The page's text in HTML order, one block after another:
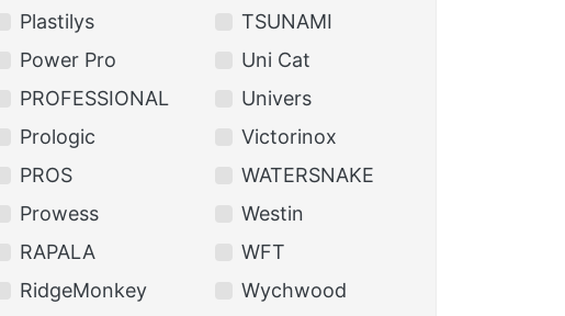
Plastilys
Power Pro
PROFESSIONAL
Prologic
PROS
Prowess
RAPALA
RidgeMonkey
TSUNAMI
Uni Cat
Univers
Victorinox
WATERSNAKE
Westin
WFT
Wychwood